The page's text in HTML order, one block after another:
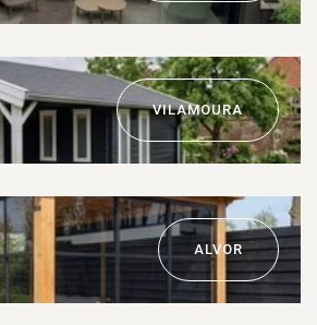
VILAMOURA
ALVOR